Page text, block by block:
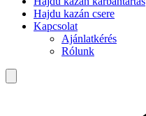
Hajdu kazán csere
Kapcsolat
Ajánlatkérés
Rólunk